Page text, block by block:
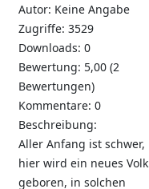
Autor: Keine Angabe
Zugriffe: 3529
Downloads: 0
Bewertung: 5,00 (2
Bewertungen)
Kommentare: 0
Beschreibung:
Aller Anfang ist schwer,
hier wird ein neues Volk
geboren, in solchen